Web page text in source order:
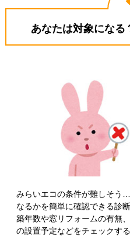
あなたは対象になる
みらいエコの条件が難しそう
なるかを簡単に確認できる診
築年数や窓リフォームの有無
の設置予定などをチェックす